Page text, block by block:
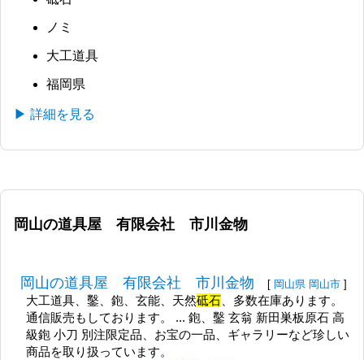
ノミ
大工道具
福岡県
▶ 詳細を見る
岡山の道具屋 有限会社 市川金物
岡山の道具屋 有限会社 市川金物 [ 岡山県 岡山市 ]
大工道具、鑿、鉋、玄能、天然砥石 、多数在庫あります。
通信販売もしております。 ... 鉋、鑿 玄翁 新田巣板原石 高
級鉋 小刀 別注限定品、お宝の一品、ギャラリーなど珍しい
商品を取り扱っています。